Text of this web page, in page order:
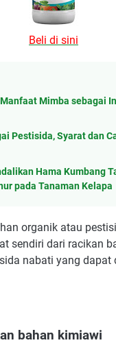
Beli di sini
Mimba sebagai
Pestisida, Syarat dan
Hama Kumbang
pada Tanaman Kelapa
organik atau
sendiri dari racikan
nabati yang dapat
bahan kimiawi